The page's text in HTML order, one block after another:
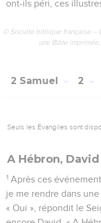
ont-ils péri, ces
© Société biblique française –
une Bible
2 Samuel 2
Seuls les Évangiles sont
A Hébron,
1 Après ces
je me rendre dans
« Oui », répondit le